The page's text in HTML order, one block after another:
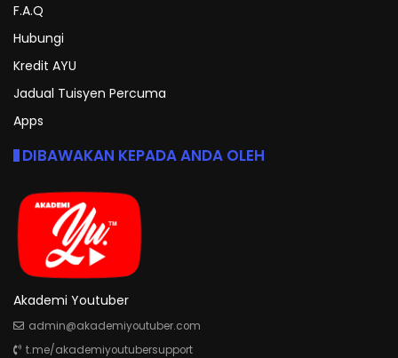
F.A.Q
Hubungi
Kredit AYU
Jadual Tuisyen Percuma
Apps
DIBAWAKAN KEPADA ANDA OLEH
Akademi Youtuber
admin@akademiyoutuber.com
t.me/akademiyoutubersupport